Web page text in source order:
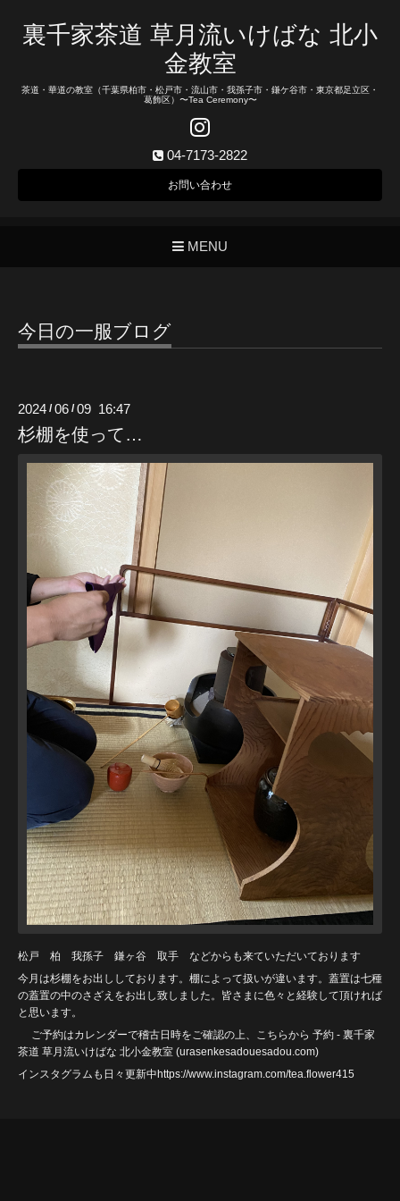
裏千家茶道 草月流いけばな 北小
金教室
茶道・華道の教室（千葉県柏市・松戸市・流山市・我孫子市・鎌ケ谷市・東京都足立区・
葛飾区）〜Tea Ceremony〜
04-7173-2822
お問い合わせ
MENU
今日の一服ブログ
2024 /06 /09 16:47
杉棚を使って…
松戸 柏 我孫子 鎌ヶ谷 取手 などからも来ていただいております
今月は杉棚をお出ししております。棚によって扱いが違います。蓋置は七種
の蓋置の中のさざえをお出し致しました。皆さまに色々と経験して頂ければ
と思います。
ご予約はカレンダーで稽古日時をご確認の上、こちらから 予約 - 裏千家
茶道 草月流いけばな 北小金教室 (urasenkesadouesadou.com)
インスタグラムも日々更新中https://www.instagram.com/tea.flower415